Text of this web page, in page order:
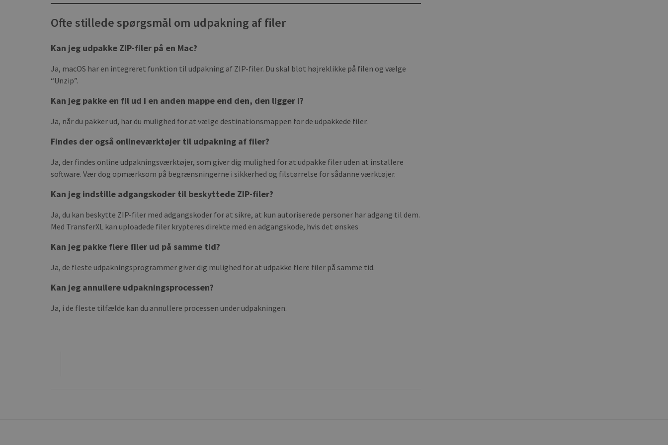
Ofte stillede spørgsmål om udpakning af filer
Kan jeg udpakke ZIP-filer på en Mac?
Ja, macOS har en integreret funktion til udpakning af ZIP-filer. Du skal blot højreklikke på filen og vælge
“Unzip”.
Kan jeg pakke en fil ud i en anden mappe end den, den ligger i?
Ja, når du pakker ud, har du mulighed for at vælge destinationsmappen for de udpakkede filer.
Findes der også onlineværktøjer til udpakning af filer?
Ja, der findes online udpakningsværktøjer, som giver dig mulighed for at udpakke filer uden at installere
software. Vær dog opmærksom på begrænsningerne i sikkerhed og filstørrelse for sådanne værktøjer.
Kan jeg indstille adgangskoder til beskyttede ZIP-filer?
Ja, du kan beskytte ZIP-filer med adgangskoder for at sikre, at kun autoriserede personer har adgang til dem.
Med TransferXL kan uploadede filer krypteres direkte med en adgangskode, hvis det ønskes
Kan jeg pakke flere filer ud på samme tid?
Ja, de fleste udpakningsprogrammer giver dig mulighed for at udpakke flere filer på samme tid.
Kan jeg annullere udpakningsprocessen?
Ja, i de fleste tilfælde kan du annullere processen under udpakningen.